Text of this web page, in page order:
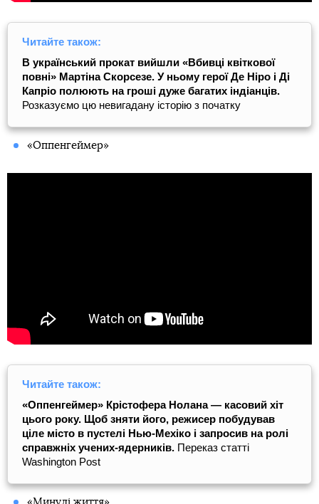
Читайте також:
В український прокат вийшли «Вбивці квіткової
повні» Мартіна Скорсезе. У ньому герої Де Ніро і Ді
Капріо полюють на гроші дуже багатих індіанців.
Розказуємо цю невигадану історію з початку
«Оппенгеймер»
Читайте також:
«Оппенгеймер» Крістофера Нолана — касовий хіт
цього року. Щоб зняти його, режисер побудував
ціле місто в пустелі Нью-Мехіко і запросив на ролі
справжніх учених-ядерників. Переказ статті
Washington Post